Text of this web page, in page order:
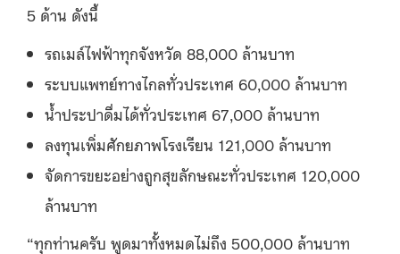
5 ด้าน ดังนี้
รถเมล์ไฟฟ้าทุกจังหวัด 88,000 ล้านบาท
ระบบแพทย์ทางไกลทั่วประเทศ 60,000 ล้านบาท
น้ำประปาดื่มได้ทั่วประเทศ 67,000 ล้านบาท
ลงทุนเพิ่มศักยภาพโรงเรียน 121,000 ล้านบาท
จัดการขยะอย่างถูกสุขลักษณะทั่วประเทศ 120,000
ล้านบาท
“ทุกท่านครับ พูดมาทั้งหมดไม่ถึง 500,000 ล้านบาท